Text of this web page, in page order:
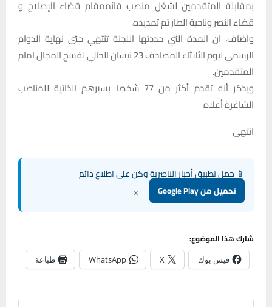
بمقابلة المتقدمين لشغل منصب قائممقام قضاء الإصلاح و
قضاء النصر وناحية الطار تم تمديده.
واضاف، ان المدة التي حددتها اللجنة تنتهي حتى نهاية الدوام
الرسمي ليوم الثلاثاء المصادف 23 نيسان الحالي لفسح المجال امام
المتقدمين.
ويذكر أنه تقدم أكثر من 77 شخصا بسيرهم الذاتية للمناصب
الشاغرة أعلاه
انتهى
📱 حمل تطبيق أخبار الناصرية وكن على اطلاع دائم
تحميل من Google Play ×
شارك هذا الموضوع:
فيس بوك X
WhatsApp طباعة